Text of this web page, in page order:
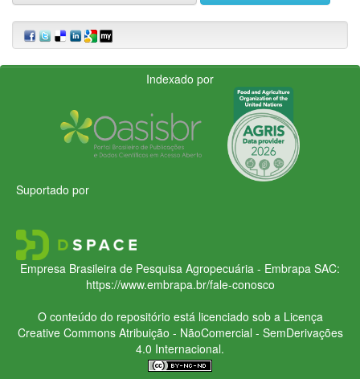
Indexado por
Suportado por
Empresa Brasileira de Pesquisa Agropecuária - Embrapa SAC:
https://www.embrapa.br/fale-conosco
O conteúdo do repositório está licenciado sob a Licença
Creative CommonsAtribuição - NãoComercial - SemDerivações
4.0 Internacional.